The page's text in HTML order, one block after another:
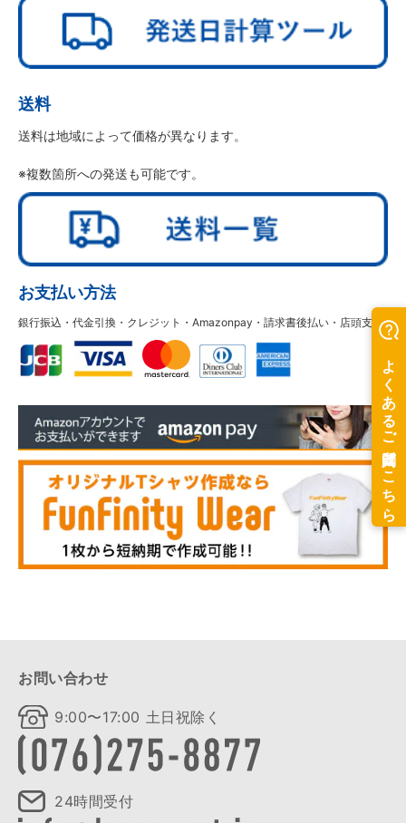
送料
送料は地域によって価格が異なります。
※複数箇所への発送も可能です。
お支払い方法
銀行振込・代金引換・クレジット・Amazonpay・請求書後払い・店頭支払
お問い合わせ
9:00〜17:00 土日祝除く
24時間受付